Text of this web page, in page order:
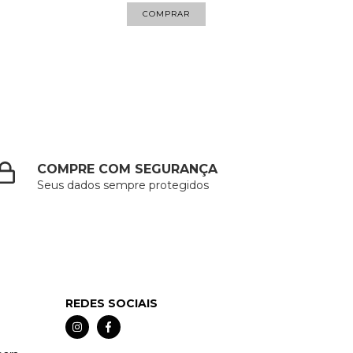
COMPRAR
COMPRE COM SEGURANÇA
Seus dados sempre protegidos
REDES SOCIAIS